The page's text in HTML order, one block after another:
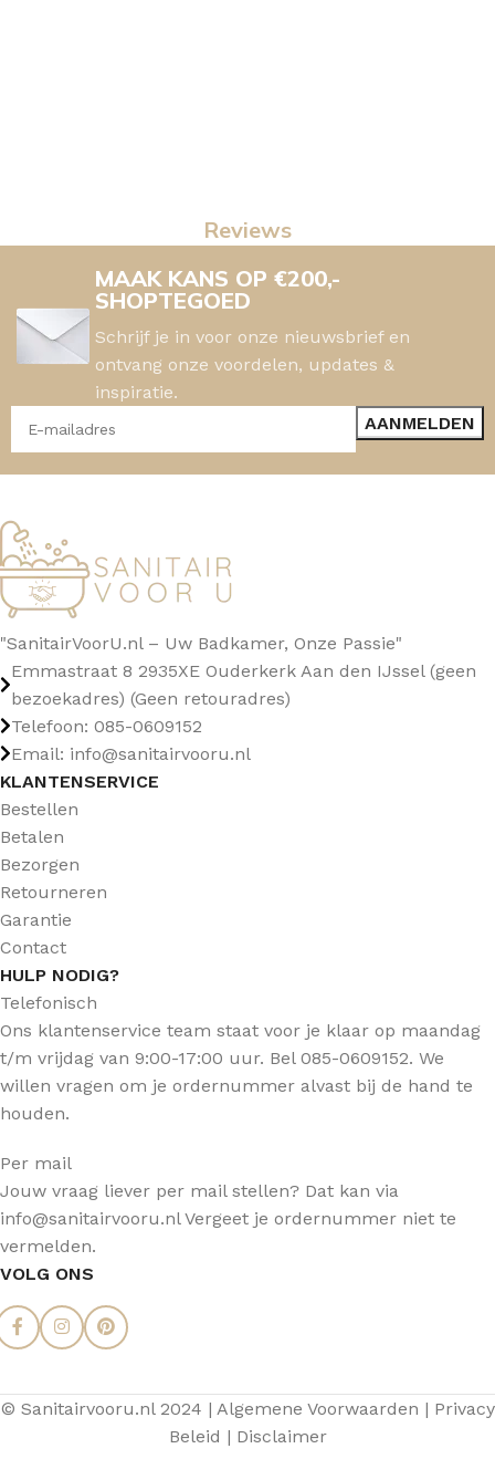
Reviews
MAAK KANS OP €200,-
SHOPTEGOED
Schrijf je in voor onze nieuwsbrief en
ontvang onze voordelen, updates &
inspiratie.
"SanitairVoorU.nl – Uw Badkamer, Onze Passie"
Emmastraat 8 2935XE Ouderkerk Aan den IJssel (geen
bezoekadres) (Geen retouradres)
Telefoon: 085-0609152
Email: info@sanitairvooru.nl
KLANTENSERVICE
Bestellen
Betalen
Bezorgen
Retourneren
Garantie
Contact
HULP NODIG?
Telefonisch
Ons klantenservice team staat voor je klaar op maandag
t/m vrijdag van 9:00-17:00 uur. Bel 085-0609152. We
willen vragen om je ordernummer alvast bij de hand te
houden.
Per mail
Jouw vraag liever per mail stellen? Dat kan via
info@sanitairvooru.nl Vergeet je ordernummer niet te
vermelden.
VOLG ONS
© Sanitairvooru.nl 2024 | Algemene Voorwaarden | Privacy
Beleid | Disclaimer